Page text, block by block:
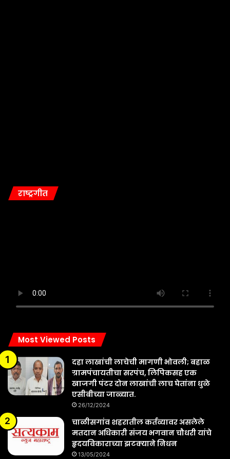
राष्ट्रगीत
Most Viewed Posts
दहा लाखांची लाचेची मागणी भोवली; बहाळ
ग्रामपंचायतीचा सरपंच, लिपिकसह एक
खाजगी पंटर दोन लाखांची लाच घेतांना धुळे
एसीबीच्या जाळ्यात.
26/12/2024
चाळीसगांव शहरातील कर्तव्यावर असलेले
मतदान अधिकारी संजय भगवान चौधरी यांचे
हृदयविकाराच्या झटक्याने निधन
13/05/2024